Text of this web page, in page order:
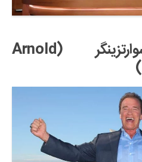
8. آرنولد شوارتزینگر (Arnold